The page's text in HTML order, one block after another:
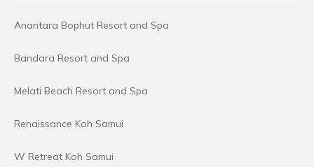
Anantara Bophut Resort and Spa
Bandara Resort and Spa
Melati Beach Resort and Spa
Renaissance Koh Samui
W Retreat Koh Samui